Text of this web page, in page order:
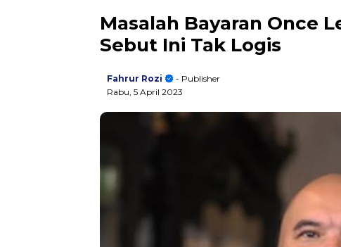
Masalah Bayaran Once
Sebut Ini Tak Logis
Fahrur Rozi
- Publisher
Rabu, 5 April 2023